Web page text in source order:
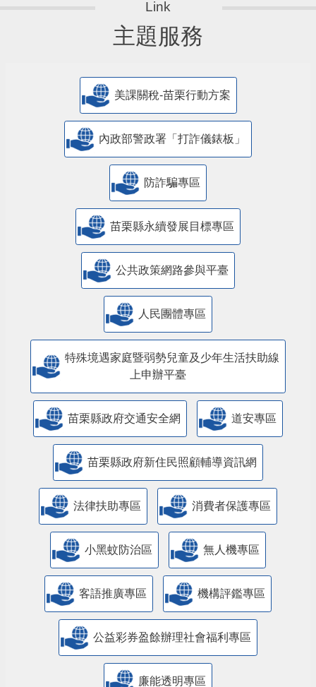
主題服務
美課關稅-苗栗行動方案
內政部警政署「打詐儀錶板」
防詐騙專區
苗栗縣永續發展目標專區
公共政策網路參與平臺
人民團體專區
特殊境遇家庭暨弱勢兒童及少年生活扶助線
上申辦平臺
苗栗縣政府交通安全網 道安專區
苗栗縣政府新住民照顧輔導資訊網
法律扶助專區 消費者保護專區
小黑蚊防治區 無人機專區
客語推廣專區 機構評鑑專區
公益彩券盈餘辦理社會福利專區
廉能透明專區